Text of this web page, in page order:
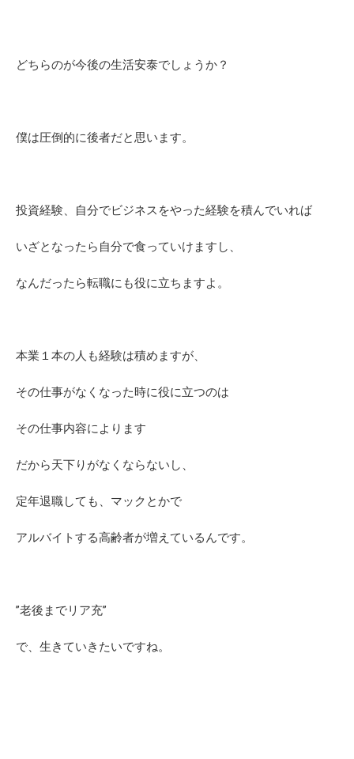
どちらのが今後の生活安泰でしょうか？
僕は圧倒的に後者だと思います。
投資経験、自分でビジネスをやった経験を積んでいれば
いざとなったら自分で食っていけますし、
なんだったら転職にも役に立ちますよ。
本業１本の人も経験は積めますが、
その仕事がなくなった時に役に立つのは
その仕事内容によります
だから天下りがなくならないし、
定年退職しても、マックとかで
アルバイトする高齢者が増えているんです。
”老後までリア充”
で、生きていきたいですね。